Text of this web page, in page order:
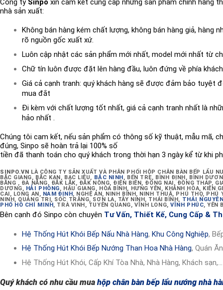
Công ty Sinpo xin cam kết cung cấp những sản phẩm chính hãng
nhà sản xuất:
Không bán hàng kém chất lượng, không bán hàng giả, hàng
rõ nguồn gốc xuất xứ.
Luôn cập nhật các sản phẩm mới nhất, model mới nhất từ
Chữ tín luôn được đặt lên hàng đầu, luôn đứng về phía
Giá cả cạnh tranh: quý khách hàng sẽ được đảm bảo tuyệt
mua đắt
Đi kèm với chất lượng tốt nhất, giá cả cạnh tranh nhất là
hảo nhất .
Chúng tôi cam kết, nếu sản phẩm có thông số kỹ thuật, mẫu mã,
đúng, Sinpo sẽ hoàn trả lại 100% số
tiền đã thanh toán cho quý khách trong thời hạn 3 ngày kể từ khi
SINPO.VN LÀ CÔNG TY SẢN XUẤT VÀ PHÂN PHỐI HỘP CHÂN BÀN BẾP LẨU
BẮC GIANG, BẮC KẠN, BẠC LIÊU, BẮC NINH, BẾN TRE, BÌNH ĐỊNH, BÌNH
BẰNG , ĐÀ NẴNG, ĐẮK LẮK, ĐẮK NÔNG, ĐIỆN BIÊN, ĐỒNG NAI, ĐỒNG THÁP,
DƯƠNG, HẢI PHÒNG, HẬU GIANG, HÒA BÌNH, HƯNG YÊN, KHÁNH HÒA, KIÊN
CAI, LONG AN, NAM ĐỊNH, NGHỆ AN, NINH BÌNH, NINH THUẬ, PHÚ THỌ, PHÚ
NINH, QUẢNG TRỊ, SÓC TRĂNG, SƠN LA, TÂY NINH, THÁI BÌNH, THÁI
PHỐ HỒ CHÍ MINH, TRÀ VINH, TUYÊN QUANG, VĨNH LONG,VĨNH PHÚC, YÊN
Bên cạnh đó Sinpo còn chuyên Tư Vấn, Thiết Kế, Cung Cấp &
Hệ Thống Hút Khói Bếp Nấu Nhà Hàng,Khu Công Nghiệp,
Hệ Thống Hút Khói Bếp Nướng Than Hoa Nhà Hàng, Quán
Hệ Thống Hút Khói, Cấp Khí Tòa Nhà, Nhà Hàng, Khách sạn,…
Quý khách có nhu cầu mua hộp chân bàn bếp lẩu nướng nhà